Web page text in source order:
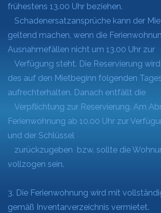
frühestens 13.00 Uhr beziehen.
Schadenersatzansprüche kann der
geltend machen, wenn die
Ausnahmefällen nicht um 13.00 Uhr zur
Verfügung steht. Die Reservierung
des auf den Mietbeginn folgenden
aufrechterhalten. Danach entfällt die
Verpflichtung zur Reservierung. Am
Ferienwohnung ab 10.00 Uhr zur
und der Schlüssel
zurückzugeben bzw. sollte die
vollzogen sein.
3. Die Ferienwohnung wird mit
gemäß Inventarverzeichnis vermietet.